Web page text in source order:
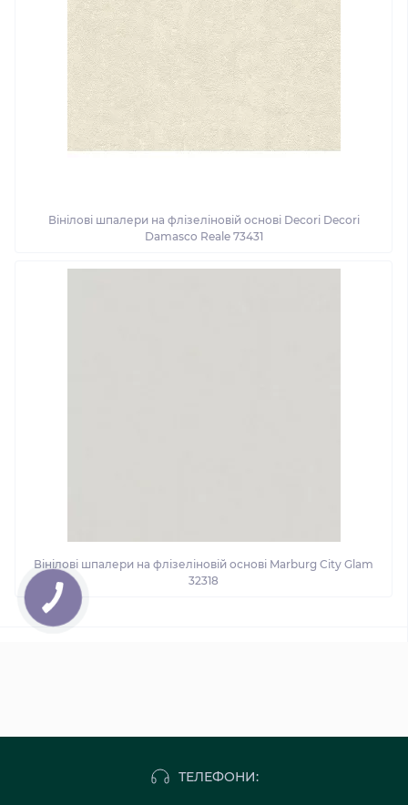
Вінілові шпалери на флізеліновій основі Decori Decori
Damasco Reale 73431
Вінілові шпалери на флізеліновій основі Marburg City Glam
32318
ТЕЛЕФОНИ: